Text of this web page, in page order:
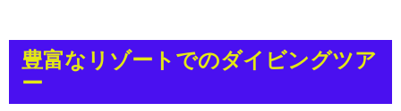
豊富なリゾートでのダイビングツア
ー